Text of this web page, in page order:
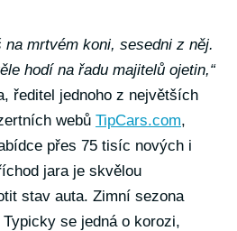
mrtvém koni, sesedni z něj.
hodí na řadu majitelů ojetin,“
ředitel jednoho z největších
webů TipCars.com,
přes 75 tisíc nových i
jara je skvělou
stav auta. Zimní sezona
se jedná o korozi,